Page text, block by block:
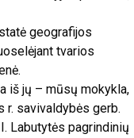
geografijos
tvarios
iš jų – mūsų mokykla,
r. savivaldybės gerb.
Labutytės pagrindinių